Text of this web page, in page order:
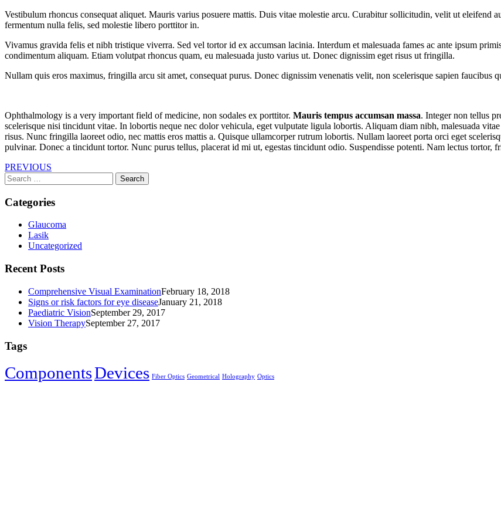
Vestibulum rhoncus consequat aliquet. Mauris varius posuere mattis. Duis vitae molestie arcu. Curabitur sollicitudin, velit ut eleifend
fermentum nulla felis, sed molestie libero porttitor in.
Vivamus gravida felis et nibh tristique viverra. Sed vel tortor id ex accumsan lacinia. Interdum et malesuada fames ac ante ipsum
condimentum aliquam. Etiam volutpat rhoncus quam, eu malesuada justo varius ut. Donec dignissim eget risus ut fringilla.
Nullam quis eros maximus, fringilla arcu sit amet, consequat purus. Donec dignissim venenatis velit, non scelerisque sapien faucibus
Ophthalmology is a very important field of medicine, non sodales ex porttitor. Mauris tempus accumsan massa. Integer non tellus
scelerisque nisi tincidunt vitae. In lobortis neque nec dolor vehicula, eget vulputate ligula lobortis. Aliquam diam nibh, malesuada
risus. Nunc fringilla laoreet odio, nec mattis eros mattis a. Quisque ullamcorper rutrum lobortis. Nullam laoreet porta orci eget
pulvinar. Donec a tincidunt tortor. Nunc purus tellus, placerat id mi ut, egestas tincidunt odio. Suspendisse potenti. Nam lectus tortor,
PREVIOUS
Search
for:
Categories
Glaucoma
Lasik
Uncategorized
Recent Posts
Comprehensive Visual ExaminationFebruary 18, 2018
Signs or risk factors for eye diseaseJanuary 21, 2018
Paediatric VisionSeptember 29, 2017
Vision TherapySeptember 27, 2017
Tags
Components‎Devices‎ Fiber Optics‎ Geometrical Holography‎ Optics‎